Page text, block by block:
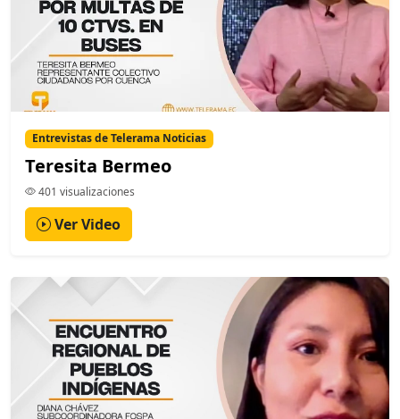
Entrevistas de Telerama Noticias
Teresita Bermeo
401 visualizaciones
Ver Video